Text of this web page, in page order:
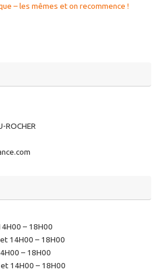
– les mêmes et on recommence !
ROCHER
– 18H00
14H00 – 18H00
– 18H00
14H00 – 18H00